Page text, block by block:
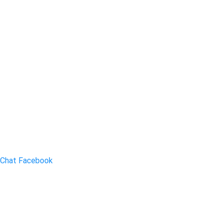
Chat Facebook